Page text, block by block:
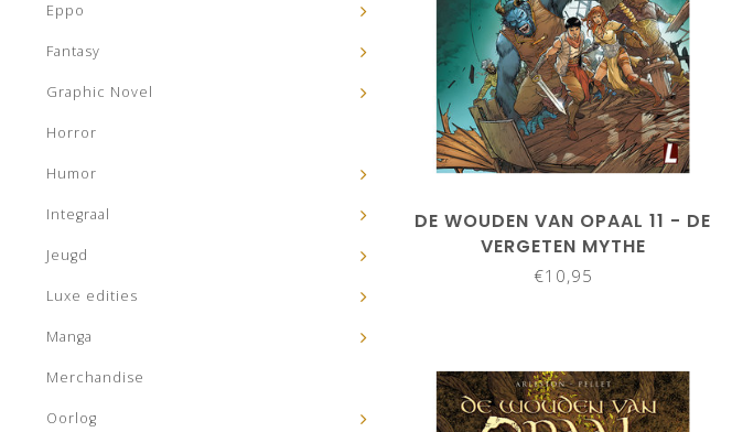
Eppo
Fantasy
Graphic Novel
Horror
Humor
Integraal
Jeugd
Luxe edities
Manga
Merchandise
Oorlog
DE WOUDEN VAN OPAAL 11 - DE
VERGETEN MYTHE
€10,95